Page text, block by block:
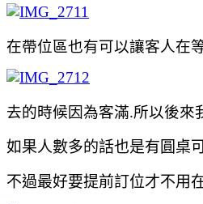
在帶位區也有可以讓客人在
去的時候因為客滿.所以後來
如果人數多的話也是有圓桌
不過最好要提前訂位才不用